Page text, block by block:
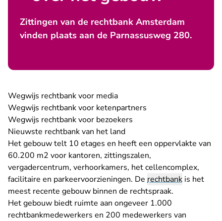
Zittingen van de rechtbank Amsterdam
vinden plaats aan de Parnassusweg 280.
Wegwijs rechtbank voor media
Wegwijs rechtbank voor ketenpartners
Wegwijs rechtbank voor bezoekers
Nieuwste rechtbank van het land
Het gebouw telt 10 etages en heeft een oppervlakte van
60.200 m2 voor kantoren, zittingszalen,
vergadercentrum, verhoorkamers, het cellencomplex,
facilitaire en parkeervoorzieningen. De rechtbank is het
meest recente gebouw binnen de rechtspraak.
Het gebouw biedt ruimte aan ongeveer 1.000
rechtbankmedewerkers en 200 medewerkers van